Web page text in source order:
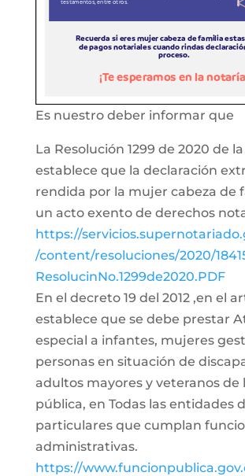
Es nuestro deber informar que
La Resolución 1299 de 2020 de la
establece que la declaración
rendida por la mujer cabeza de
un acto exento de derechos
https://
/content/resoluciones/2020/
ResolucinNo.1299de2020.PDF
En el decreto 19 del 2012 ,en el
establece que se debe prestar
especial a infantes, mujeres
personas en situación de
adultos mayores y veteranos de
pública, en Todas las entidades
particulares que cumplan
administrativas.
https://